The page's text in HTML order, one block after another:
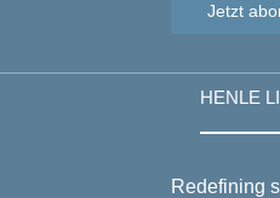
Jetzt
HENLE
Redefining